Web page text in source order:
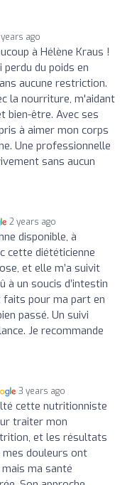
ago
à Hélène Kraus !
du poids en
aucune restriction.
la nourriture, m'aidant
bien-être. Avec ses
à aimer mon corps
Une professionnelle
sans aucun
2 years ago
disponible, à
cette diététicienne
et elle m’a suivit
à un soucis d’intestin
pour ma part en
passé. Un suivi
Je recommande
3 years ago
cette nutritionniste
traiter mon
et les résultats
douleurs ont
ma santé